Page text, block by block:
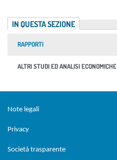
IN QUESTA SEZIONE
RAPPORTI
ALTRI STUDI ED ANALISI ECONOMICHE
Note legali
Privacy
Società trasparente